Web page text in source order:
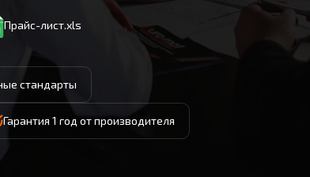
Прайс-лист.xls
стандарты
Гарантия 1 год от производителя